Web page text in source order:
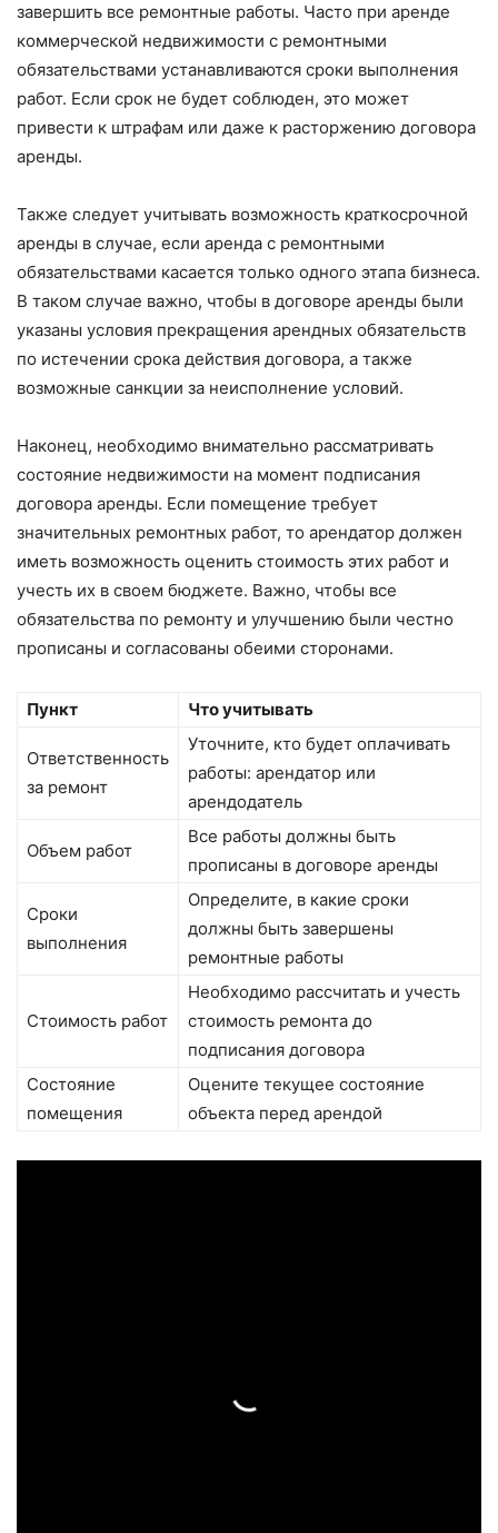
завершить все ремонтные работы. Часто при аренде
коммерческой недвижимости с ремонтными
обязательствами устанавливаются сроки выполнения
работ. Если срок не будет соблюден, это может
привести к штрафам или даже к расторжению договора
аренды.
Также следует учитывать возможность краткосрочной
аренды в случае, если аренда с ремонтными
обязательствами касается только одного этапа бизнеса.
В таком случае важно, чтобы в договоре аренды были
указаны условия прекращения арендных обязательств
по истечении срока действия договора, а также
возможные санкции за неисполнение условий.
Наконец, необходимо внимательно рассматривать
состояние недвижимости на момент подписания
договора аренды. Если помещение требует
значительных ремонтных работ, то арендатор должен
иметь возможность оценить стоимость этих работ и
учесть их в своем бюджете. Важно, чтобы все
обязательства по ремонту и улучшению были честно
прописаны и согласованы обеими сторонами.
Пункт Что учитывать
Ответственность
за ремонт
Уточните, кто будет оплачивать
работы: арендатор или
арендодатель
Объем работ
Все работы должны быть
прописаны в договоре аренды
Сроки
выполнения
Определите, в какие сроки
должны быть завершены
ремонтные работы
Стоимость работ
Необходимо рассчитать и учесть
стоимость ремонта до
подписания договора
Состояние
помещения
Оцените текущее состояние
объекта перед арендой